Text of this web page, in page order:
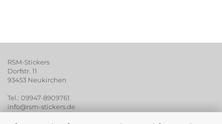
RSM-Stickers
Dorfstr. 11
93453 Neukirchen
Tel.: 09947-8909761
info@rsm-stickers.de